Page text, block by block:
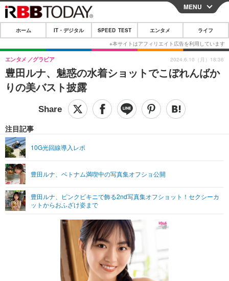
CLOSE
ホーム
IT・デジタル
IT・デジタルTOP スマートフォン
ショッピング その他
SPEED TEST
エンタメTOP 映画・ドラマ
グラビア ブログ
ショッピング その他
ライフTOP
リリース一覧
プッシュ通知の停止方法
MENU
ホーム IT・デジタル SPEED TEST エンタメ ライフ
豊田ルナ、魅惑の水着ショットでこぼれんばか
りの美バスト披露
エンタメ グラビア
注目記事
10G光回線導入レポ
豊田ルナ、ベトナム満喫中の写真集オフショ公開
豊田ルナ、ピンクビキニで飾る2nd写真集オフショット！セクシーカ
ットからおふざけ姿まで
2024.6.10（月）18:36